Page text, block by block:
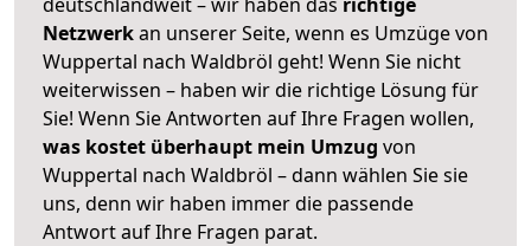
Netzwerkan unserer Seite, wenn es Umzüge von
Wuppertal nach Waldbröl geht! Wenn Sie nicht
weiterwissen – haben wir die richtige Lösung für
Sie! Wenn Sie Antworten auf Ihre Fragen wollen,
was kostet überhaupt mein Umzug von
Wuppertal nach Waldbröl – dann wählen Sie sie
uns, denn wir haben immer die passende
Antwort auf Ihre Fragen parat.